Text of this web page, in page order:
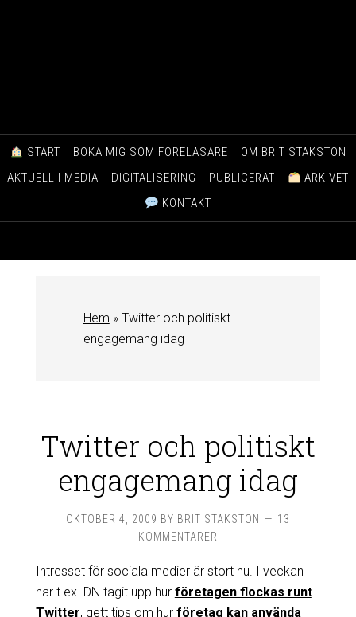
START BOKA MIG SOM FÖRELÄSARE
OM BRIT STAKSTON
AKTUELL I MEDIA
DIGITALISERING PUBLICERAT
ARKIVET
KONTAKT
Hem » Twitter och politiskt
engagemang idag
Twitter och politiskt
engagemang idag
OKTOBER 4, 2009 BY BRIT STAKSTON
13
KOMMENTARER
Intresset för sociala medier är stort nu. I veckan
har t.ex. DN tagit upp hur företagen flockas runt
Twitter, gett tips om hur företag kan använda